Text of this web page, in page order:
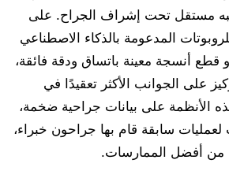
مستقل تحت إشراف الجراح. على
المدعومة بالذكاء الاصطناعي
قطع أنسجة معينة باتساق ودقة فائقة،
على الجوانب الأكثر تعقيدًا في
الأنظمة على بيانات جراحية ضخمة،
سابقة قام بها جراحون خبراء،
من أفضل الممارسات.